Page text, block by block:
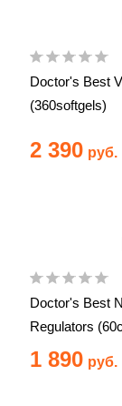
Doctor's Best
(360softgels)
2 390 руб.
Doctor's Best
Regulators
1 890 руб.